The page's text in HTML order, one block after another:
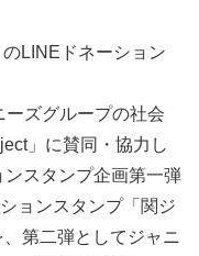
LINEドネーション
ズグループの社会
」に賛同・協力し
スタンプ企画第一弾
ョンスタンプ「関ジ
第二弾としてジャニ